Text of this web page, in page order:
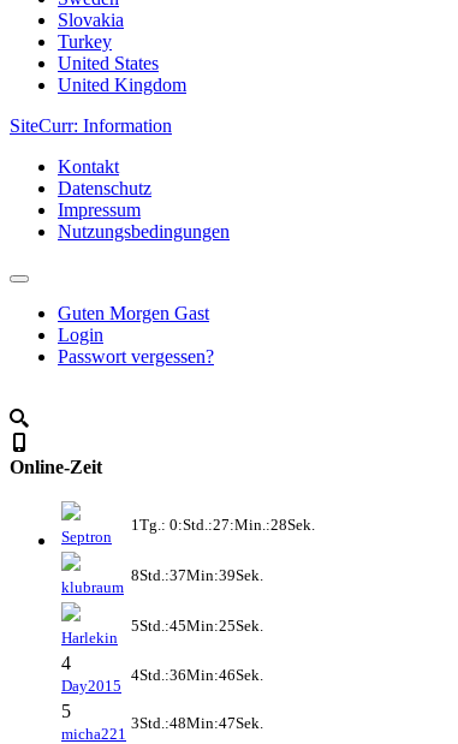
Slovakia
Turkey
United States
United Kingdom
SiteCurr: Information
Kontakt
Datenschutz
Impressum
Nutzungsbedingungen
Guten Morgen Gast
Login
Passwort vergessen?
Online-Zeit
Septron
1Tg.: 0:Std.:27:Min.:28Sek.
klubraum
8Std.:37Min:39Sek.
Harlekin
5Std.:45Min:25Sek.
4
Day2015
4Std.:36Min:46Sek.
5
micha221
3Std.:48Min:47Sek.